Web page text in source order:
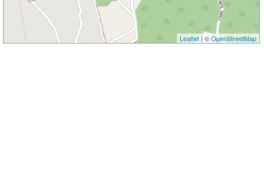
Leaflet| ©OpenStreetMap